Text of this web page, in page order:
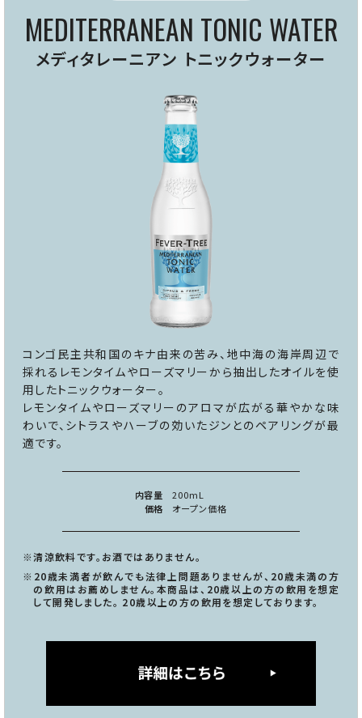
MEDITERRANEAN TONIC WATER
メディタレーニアン トニックウォーター
コンゴ民主共和国のキナ由来の苦み、地中海の海岸周辺で
採れるレモンタイムやローズマリーから抽出したオイルを使
用したトニックウォーター。
レモンタイムやローズマリーのアロマが広がる華やかな味
わいで、シトラスやハーブの効いたジンとのペアリングが最
適です。
内容量
200mL
価格
オープン価格
※清涼飲料です。お酒ではありません。
※20歳未満者が飲んでも法律上問題ありませんが、20歳未満の方
の飲用はお薦めしません。本商品は、20歳以上の方の飲用を想定
して開発しました。 20歳以上の方の飲用を想定しております。